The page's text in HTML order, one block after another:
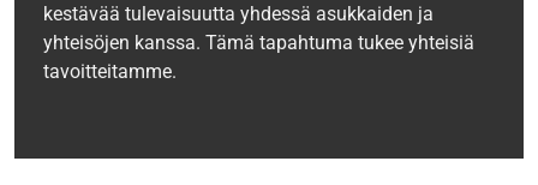
kestävää tulevaisuutta yhdessä asukkaiden ja
yhteisöjen kanssa. Tämä tapahtuma tukee yhteisiä
tavoitteitamme.